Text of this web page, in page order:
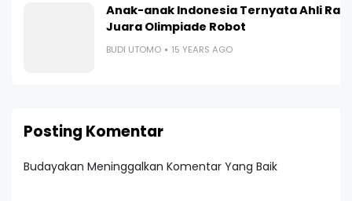
Anak-anak Indonesia Ternyata Ahli
Juara Olimpiade Robot
BUDI UTOMO 15 YEARS AGO
Posting Komentar
Budayakan Meninggalkan Komentar Yang Baik